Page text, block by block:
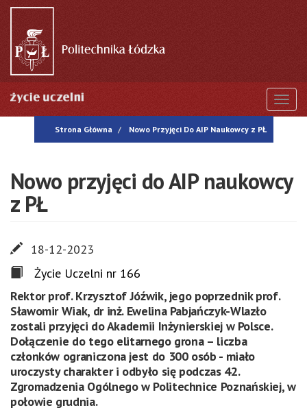
Przejdź
treści
Strona Główna Nowo Przyjęci Do AIP Naukowcy z PŁ
Nowo przyjęci do AIP naukowcy
z PŁ
18-12-2023
Życie Uczelni nr 166
Rektor prof. Krzysztof Jóźwik, jego poprzednik prof.
Sławomir Wiak, dr inż. Ewelina Pabjańczyk-Wlazło
zostali przyjęci do Akademii Inżynierskiej w Polsce.
Dołączenie do tego elitarnego grona – liczba
członków ograniczona jest do 300 osób - miało
uroczysty charakter i odbyło się podczas 42.
Zgromadzenia Ogólnego w Politechnice Poznańskiej, w
połowie grudnia.